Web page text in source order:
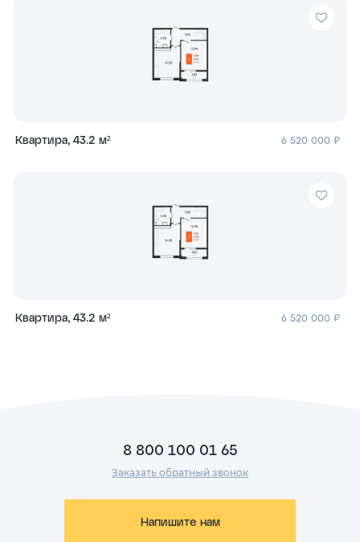
Квартира, 43.2 м² 6 520 000 ₽
Квартира, 43.2 м² 6 520 000 ₽
8 800 100 01 65
Заказать обратный звонок
Напишите нам